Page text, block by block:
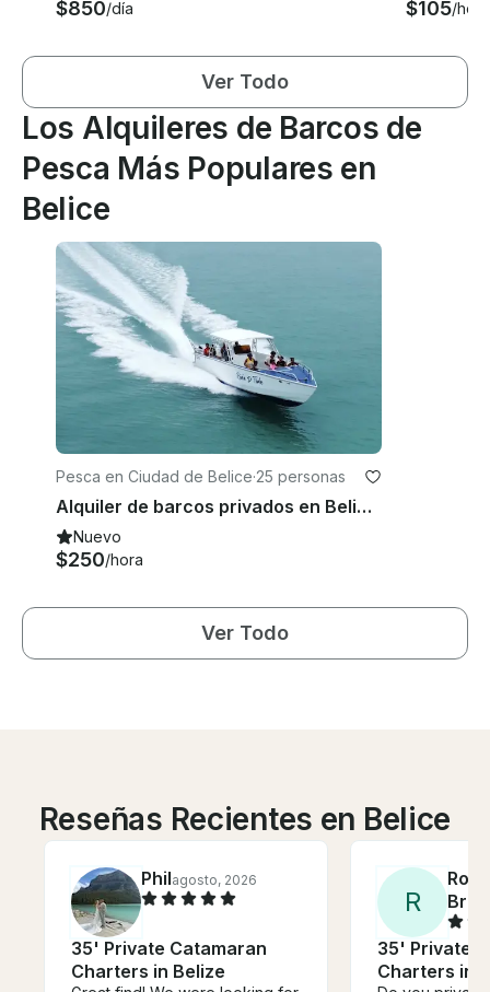
$850/día $105/hora
Ver Todo
Los Alquileres de Barcos de
Pesca Más Populares en
Belice
Pesca en Ciudad de Belice·25 personas
Alquiler de barcos privados en Belice: espacioso, cómodo y totalmente personalizable
Nuevo
$250/hora
Ver Todo
Reseñas Recientes en Belice
Philagosto, 2026
35' Private Catamaran
Charters in Belize
R
35' Private
Charters in